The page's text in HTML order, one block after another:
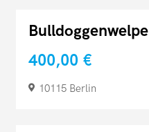
Bulldoggenwelpe
400,00 €
10115 Berlin